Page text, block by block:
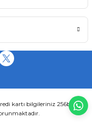
kartı bilgileriniz 256bit SSL